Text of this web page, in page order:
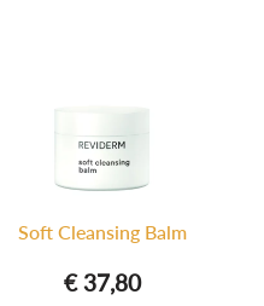
Soft Cleansing Balm
€37,80